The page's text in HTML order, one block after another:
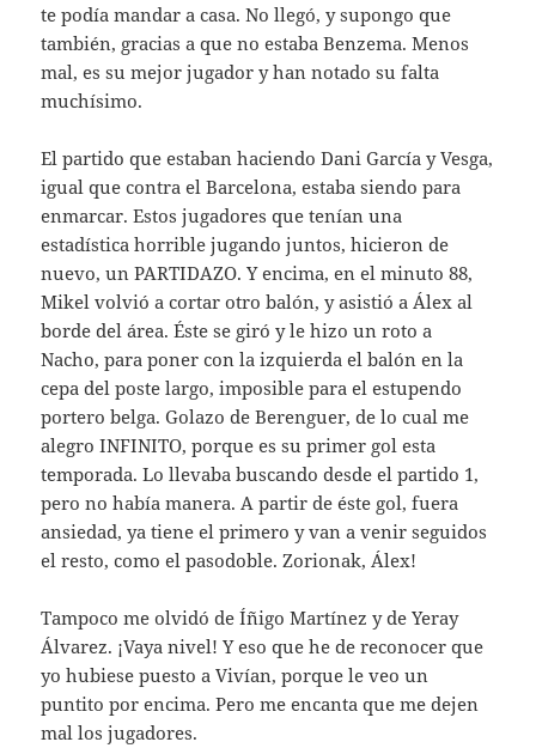
te podía mandar a casa. No llegó, y supongo que
también, gracias a que no estaba Benzema. Menos
mal, es su mejor jugador y han notado su falta
muchísimo.
El partido que estaban haciendo Dani García y Vesga,
igual que contra el Barcelona, estaba siendo para
enmarcar. Estos jugadores que tenían una
estadística horrible jugando juntos, hicieron de
nuevo, un PARTIDAZO. Y encima, en el minuto 88,
Mikel volvió a cortar otro balón, y asistió a Álex al
borde del área. Éste se giró y le hizo un roto a
Nacho, para poner con la izquierda el balón en la
cepa del poste largo, imposible para el estupendo
portero belga. Golazo de Berenguer, de lo cual me
alegro INFINITO, porque es su primer gol esta
temporada. Lo llevaba buscando desde el partido 1,
pero no había manera. A partir de éste gol, fuera
ansiedad, ya tiene el primero y van a venir seguidos
el resto, como el pasodoble. Zorionak, Álex!
Tampoco me olvidó de Íñigo Martínez y de Yeray
Álvarez. ¡Vaya nivel! Y eso que he de reconocer que
yo hubiese puesto a Vivían, porque le veo un
puntito por encima. Pero me encanta que me dejen
mal los jugadores.